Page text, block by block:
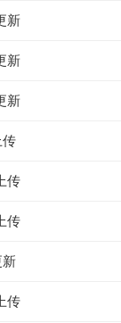
新
新
新
传
传
传
新
传